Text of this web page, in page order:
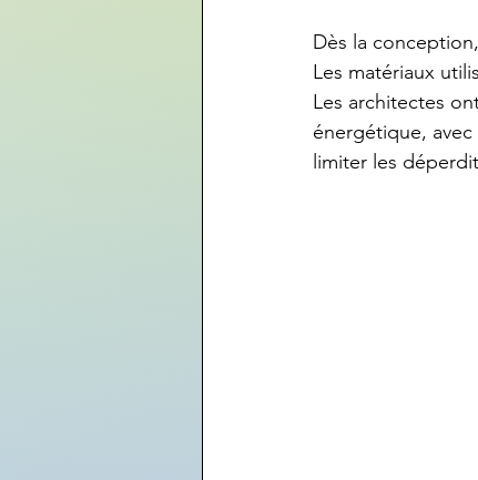
Dès la
Les matériaux
Les architectes
énergétique,
limiter les